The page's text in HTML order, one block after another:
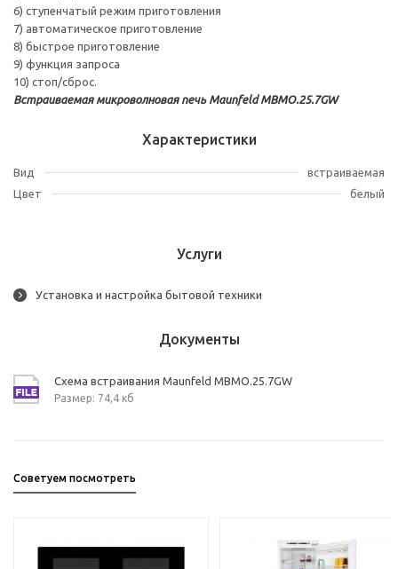
6) ступенчатый режим приготовления
7) автоматическое приготовление
8) быстрое приготовление
9) функция запроса
10) стоп/сброс.
Встраиваемая микроволновая печь Maunfeld MBMO.25.7GW
Характеристики
Вид
встраиваемая
Цвет
белый
Услуги
Установка и настройка бытовой техники
Документы
Схема встраивания Maunfeld MBMO.25.7GW
Размер: 74,4 кб
Советуем посмотреть